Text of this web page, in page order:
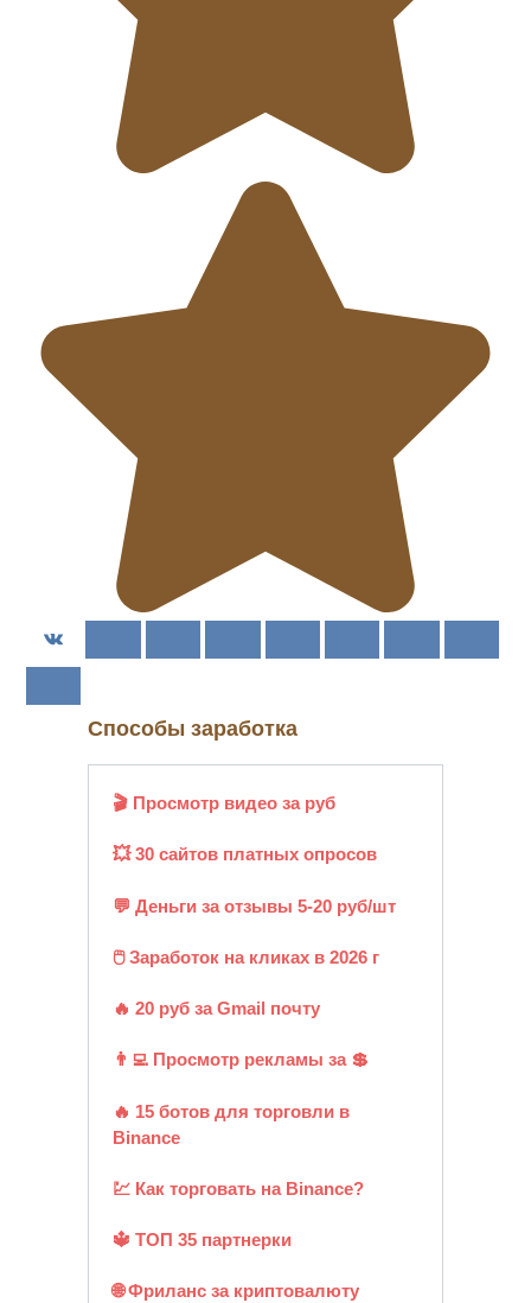
Способы заработка
🎬 Просмотр видео за руб
💥 30 сайтов платных опросов
💬 Деньги за отзывы 5-20 руб/шт
🖱️ Заработок на кликах в 2026 г
🔥 20 руб за Gmail почту
👨‍💻 Просмотр рекламы за 💲
🔥 15 ботов для торговли в
Binance
💹 Как торговать на Binance?
🔱 ТОП 35 партнерки
🌐 Фриланс за криптовалюту